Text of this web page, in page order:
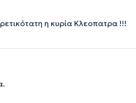
η κυρία Κλεοπατρα !!!